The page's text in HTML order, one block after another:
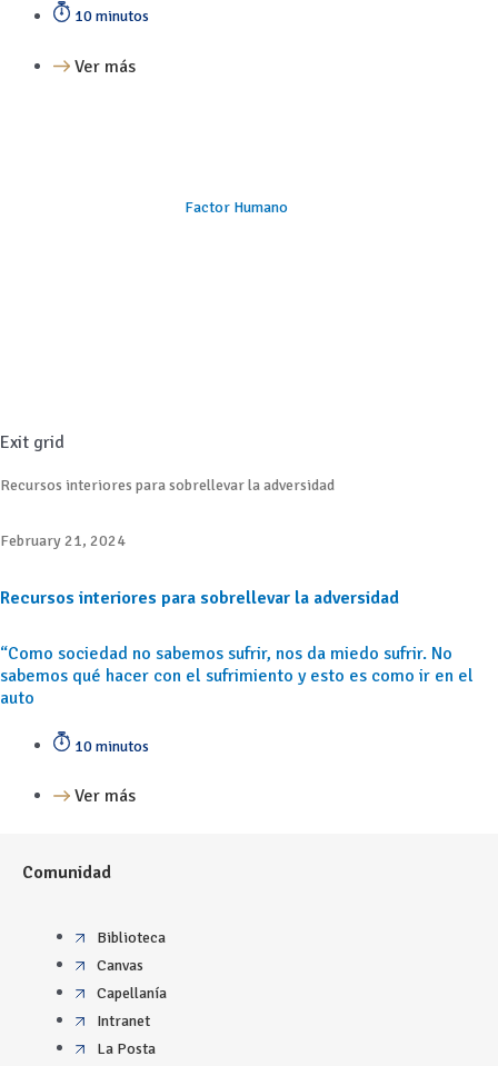
10 minutos
Ver más
Factor Humano
Exit grid
Recursos interiores para sobrellevar la adversidad
February 21, 2024
Recursos interiores para sobrellevar la adversidad
“Como sociedad no sabemos sufrir, nos da miedo sufrir. No
sabemos qué hacer con el sufrimiento y esto es como ir en el
auto
10 minutos
Ver más
Comunidad
Biblioteca
Canvas
Capellanía
Intranet
La Posta